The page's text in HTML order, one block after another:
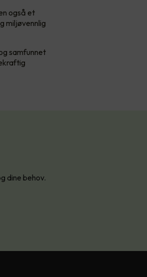
også et
miljøvennlig
samfunnet
dine behov.